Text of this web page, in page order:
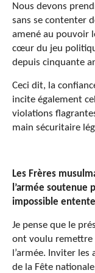
Nous devons
sans se contenter
amené au pouvoir
cœur du jeu
depuis cinquante
Ceci dit, la
incite également
violations
main sécuritaire
Les Frères
l’armée soutenue
impossible
Je pense que le
ont voulu remettre
l’armée. Inviter
de la Fête